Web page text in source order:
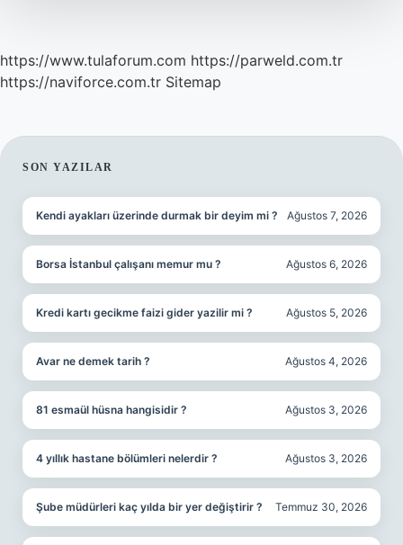
https://www.tulaforum.com https://parweld.com.tr
https://naviforce.com.tr Sitemap
SIDEBAR
SON YAZILAR
Kendi ayakları üzerinde durmak bir deyim mi ? Ağustos 7, 2026
Borsa İstanbul çalışanı memur mu ? Ağustos 6, 2026
Kredi kartı gecikme faizi gider yazilir mi ? Ağustos 5, 2026
Avar ne demek tarih ? Ağustos 4, 2026
81 esmaül hüsna hangisidir ? Ağustos 3, 2026
4 yıllık hastane bölümleri nelerdir ? Ağustos 3, 2026
Şube müdürleri kaç yılda bir yer değiştirir ? Temmuz 30, 2026